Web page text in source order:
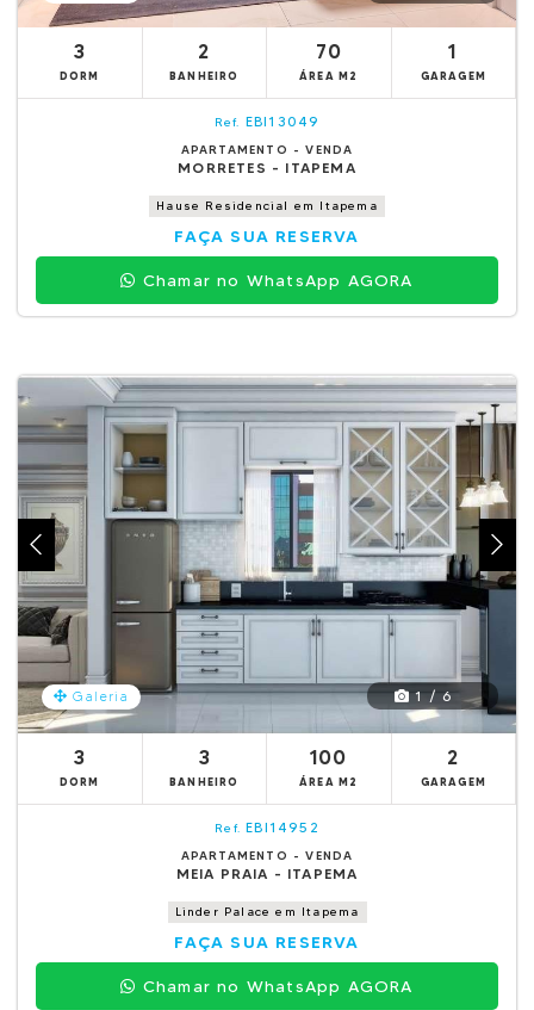
3
DORM
2
BANHEIRO
70
ÁREA M2
1
GARAGEM
Ref. EBI13049
APARTAMENTO - VENDA
MORRETES - ITAPEMA
Hause Residencial em Itapema
FAÇA SUA RESERVA
Chamar no WhatsApp AGORA
Galeria 1 / 6
3
DORM
3
BANHEIRO
100
ÁREA M2
2
GARAGEM
Ref. EBI14952
APARTAMENTO - VENDA
MEIA PRAIA - ITAPEMA
Linder Palace em Itapema
FAÇA SUA RESERVA
Chamar no WhatsApp AGORA